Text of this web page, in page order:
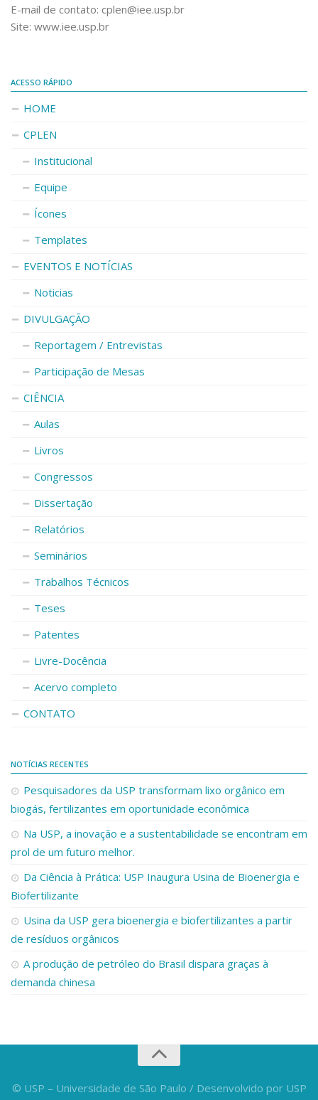
Acervo completo
E-mail de contato: cplen@iee.usp.br
Site: www.iee.usp.br
ACESSO RÁPIDO
HOME
CPLEN
Institucional
Equipe
Ícones
Templates
EVENTOS E NOTÍCIAS
Noticias
DIVULGAÇÃO
Reportagem / Entrevistas
Participação de Mesas
CIÊNCIA
Aulas
Livros
Congressos
Dissertação
Relatórios
Seminários
Trabalhos Técnicos
Teses
Patentes
Livre-Docência
Acervo completo
CONTATO
NOTÍCIAS RECENTES
Pesquisadores da USP transformam lixo orgânico em
biogás, fertilizantes em oportunidade econômica
Na USP, a inovação e a sustentabilidade se encontram em
prol de um futuro melhor.
Da Ciência à Prática: USP Inaugura Usina de Bioenergia e
Biofertilizante
Usina da USP gera bioenergia e biofertilizantes a partir
de resíduos orgânicos
A produção de petróleo do Brasil dispara graças à
demanda chinesa
© USP – Universidade de São Paulo / Desenvolvido por USP